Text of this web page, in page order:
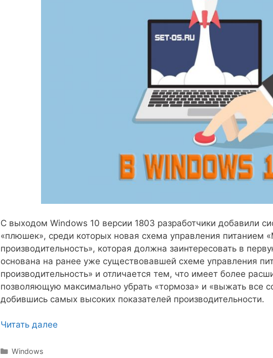
С выходом Windows 10 версии 1803 разработчики добавили
«плюшек», среди которых новая схема управления питанием
производительность», которая должна заинтересовать в
основана на ранее уже существовавшей схеме управления
производительность» и отличается тем, что имеет более
позволяющую максимально убрать «тормоза» и «выжать все
добившись самых высоких показателей производительности.
Читать далее
Рубрики
Windows